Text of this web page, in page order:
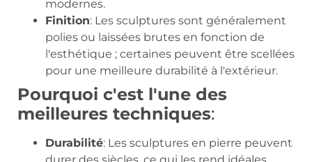
modernes.
Finition: Les sculptures sont généralement
polies ou laissées brutes en fonction de
l'esthétique ; certaines peuvent être scellées
pour une meilleure durabilité à l'extérieur.
Pourquoi c'est l'une des
meilleures techniques:
Durabilité: Les sculptures en pierre peuvent